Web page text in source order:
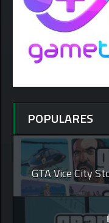
POPULARES
GTA Vice City